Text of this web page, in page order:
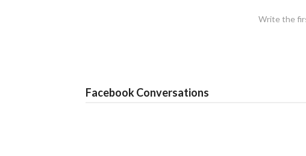
Write the
Facebook Conversations